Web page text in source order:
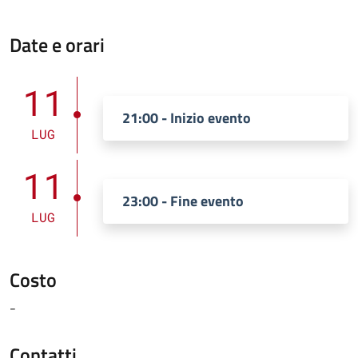
Date e orari
11
LUG
21:00 - Inizio evento
11
LUG
23:00 - Fine evento
Costo
-